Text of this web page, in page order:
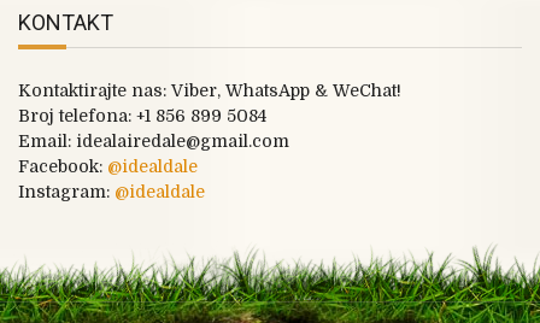
KONTAKT
Kontaktirajte nas: Viber, WhatsApp & WeChat!
Broj telefona: +1 856 899 5084
Email: idealairedale@gmail.com
Facebook: @idealdale
Instagram: @idealdale